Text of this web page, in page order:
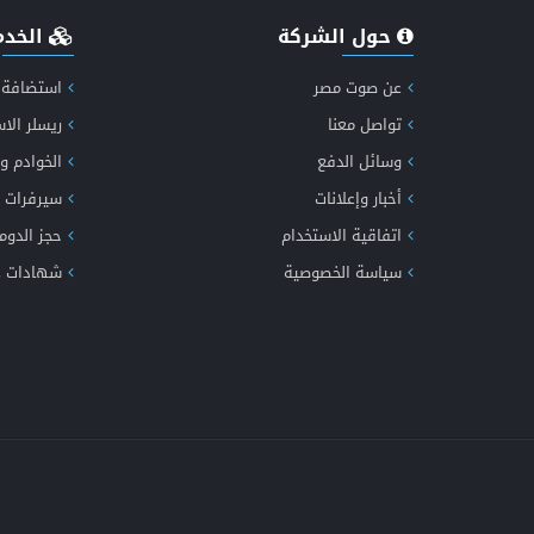
حول الشركة
عن صوت مصر
تواصل معنا
وسائل الدفع
أخبار وإعلانات
اتفاقية الاستخدام
سياسة الخصوصية
ريسلر
الخوادم
حجز
شهادات SSL